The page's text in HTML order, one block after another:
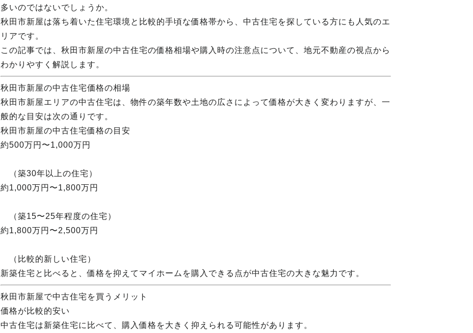
多いのではないでしょうか。
秋田市新屋は落ち着いた住宅環境と比較的手頃な価格帯から、中古住宅を探している方にも人気のエ
リアです。
この記事では、秋田市新屋の中古住宅の価格相場や購入時の注意点について、地元不動産の視点から
わかりやすく解説します。
秋田市新屋の中古住宅価格の相場
秋田市新屋エリアの中古住宅は、物件の築年数や土地の広さによって価格が大きく変わりますが、一
般的な目安は次の通りです。
秋田市新屋の中古住宅価格の目安
約500万円〜1,000万円
（築30年以上の住宅）
約1,000万円〜1,800万円
（築15〜25年程度の住宅）
約1,800万円〜2,500万円
（比較的新しい住宅）
新築住宅と比べると、価格を抑えてマイホームを購入できる点が中古住宅の大きな魅力です。
秋田市新屋で中古住宅を買うメリット
価格が比較的安い
中古住宅は新築住宅に比べて、購入価格を大きく抑えられる可能性があります。